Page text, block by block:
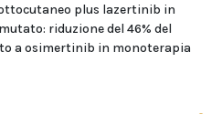
plus lazertinib in
riduzione del 46% del
a osimertinib in monoterapia